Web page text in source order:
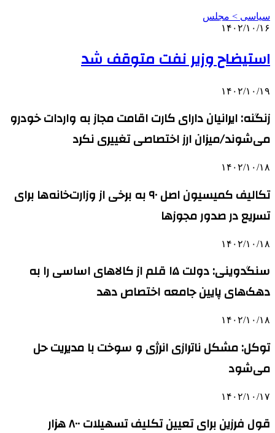
سیاسی > مجلس
۱۴۰۲/۱۰/۱۶
استیضاح وزیر نفت متوقف شد
۱۴۰۲/۱۰/۱۹
زنگنه: ایرانیان دارای کارت اقامت مجاز به واردات خودرو
می‌شوند/میزان ارز اختصاصی تغییری نکرد
۱۴۰۲/۱۰/۱۸
تکالیف کمیسیون اصل ۹۰ به برخی از وزارت‌خانه‌ها برای
تسریع در صدور مجوزها
۱۴۰۲/۱۰/۱۸
سنگدوینی: دولت ۱۵ قلم از کالاهای اساسی را به
دهک‌های پایین جامعه اختصاص دهد
۱۴۰۲/۱۰/۱۸
توکل: مشکل ناترازی انرژی و سوخت با مدیریت حل
می‌شود
۱۴۰۲/۱۰/۱۷
قول فرزین برای تعیین تکلیف تسهیلات ۸۰۰ هزار